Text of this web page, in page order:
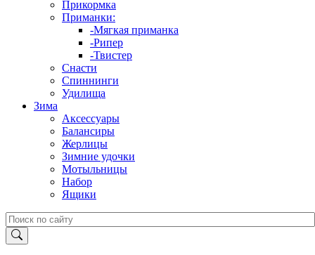
Прикормка
Приманки:
-Мягкая приманка
-Рипер
-Твистер
Снасти
Спиннинги
Удилища
Зима
Аксессуары
Балансиры
Жерлицы
Зимние удочки
Мотыльницы
Набор
Ящики